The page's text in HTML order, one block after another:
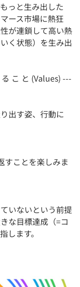
っと生み出した
ース市場に熱狂
が連鎖して高い熱
く状態）を生み出
こ と (Values) ---
出す姿、行動に
すことを楽しみま
いないという前提
な目標達成（=コ
します。